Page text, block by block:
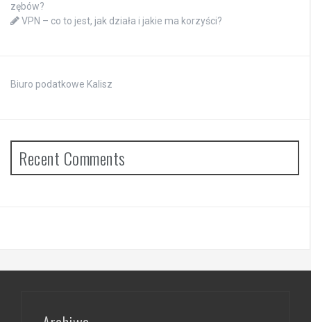
zębów?
VPN – co to jest, jak działa i jakie ma korzyści?
Biuro podatkowe Kalisz
Recent Comments